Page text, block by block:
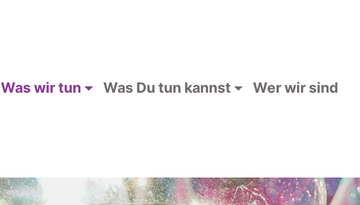
Was wir tun Was Du tun kannst Wer wir sind